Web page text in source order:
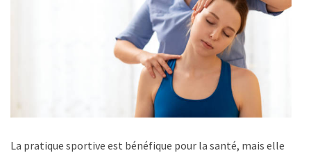
La pratique sportive est bénéfique pour la santé, mais elle